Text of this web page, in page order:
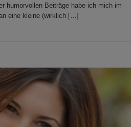
humorvollen Beiträge habe ich mich im
eine kleine (wirklich […]